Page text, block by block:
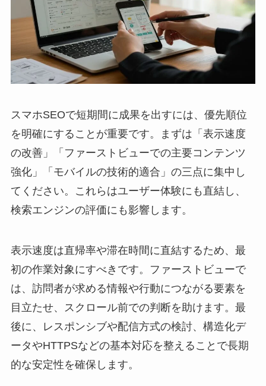
スマホSEOで短期間に成果を出すには、優先順位
を明確にすることが重要です。まずは「表示速度
の改善」「ファーストビューでの主要コンテンツ
強化」「モバイルの技術的適合」の三点に集中し
てください。これらはユーザー体験にも直結し、
検索エンジンの評価にも影響します。
表示速度は直帰率や滞在時間に直結するため、最
初の作業対象にすべきです。ファーストビューで
は、訪問者が求める情報や行動につながる要素を
目立たせ、スクロール前での判断を助けます。最
後に、レスポンシブや配信方式の検討、構造化デ
ータやHTTPSなどの基本対応を整えることで長期
的な安定性を確保します。